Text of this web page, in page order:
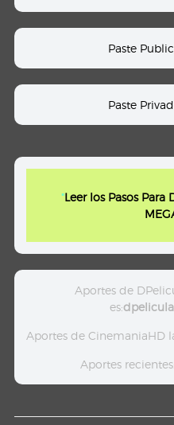
Paste
Paste
"Leer los Pasos Para
Aportes de
es:
Aportes de CinemaniaHD
Aportes recientes: